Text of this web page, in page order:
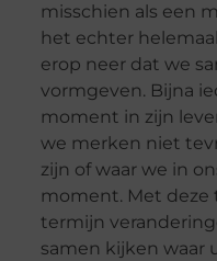
misschien als een
het echter
erop neer dat we
vormgeven. Bijna
moment in zijn
we merken niet
zijn of waar we in
moment. Met deze
termijn
samen kijken waar